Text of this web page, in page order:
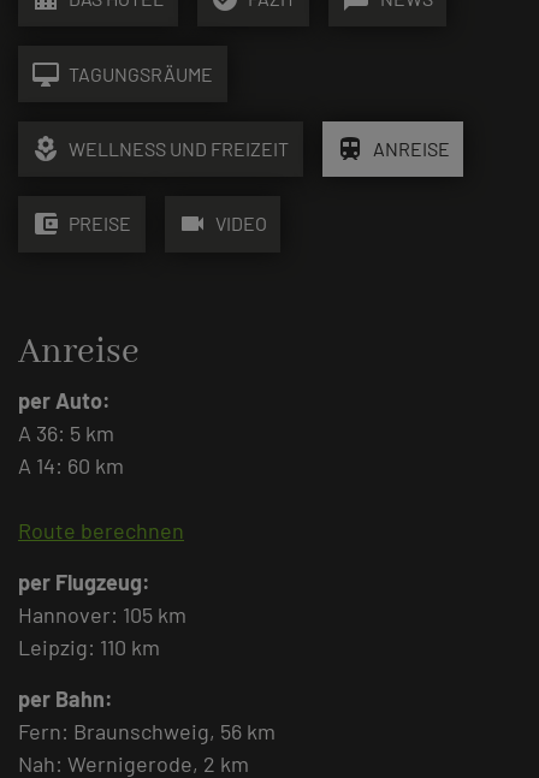
desktop_mac TAGUNGSRÄUME
local_florist WELLNESS UND FREIZEIT train ANREISE
account_balance_wallet PREISE videocam VIDEO
Anreise
per Auto:
A 36: 5 km
A 14: 60 km
Route berechnen
per Flugzeug:
Hannover: 105 km
Leipzig: 110 km
per Bahn:
Fern: Braunschweig, 56 km
Nah: Wernigerode, 2 km